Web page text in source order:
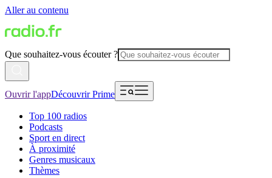
Aller au contenu
Que souhaitez-vous écouter ?
Ouvrir l'appDécouvrir Prime
Top 100 radios
Podcasts
Sport en direct
À proximité
Genres musicaux
Thèmes